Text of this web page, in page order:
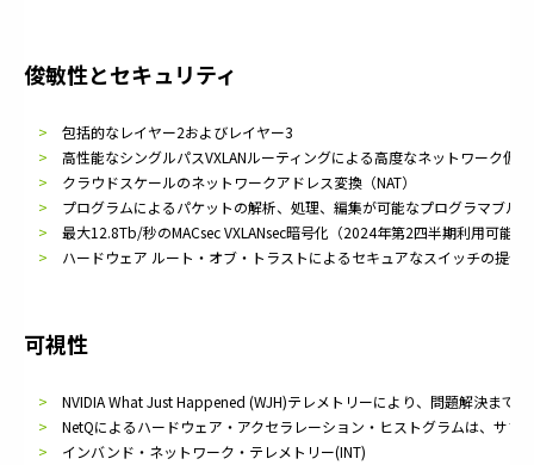
俊敏性とセキュリティ
包括的なレイヤー2およびレイヤー3
高性能なシングルパスVXLANルーティングによる高度なネットワーク仮
クラウドスケールのネットワークアドレス変換（NAT）
プログラムによるパケットの解析、処理、編集が可能なプログラマブル
最大12.8Tb/秒のMACsec VXLANsec暗号化（2024年第2四半期利用可能）
ハードウェア ルート・オブ・トラストによるセキュアなスイッチの提供
可視性
NVIDIA What Just Happened (WJH)テレメトリーにより、問題解決まで
NetQによるハードウェア・アクセラレーション・ヒストグラムは、サブ
インバンド・ネットワーク・テレメトリー(INT)